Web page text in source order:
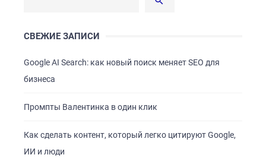
СВЕЖИЕ ЗАПИСИ
Google AI Search: как новый поиск меняет SEO для
бизнеса
Промпты Валентинка в один клик
Как сделать контент, который легко цитируют Google,
ИИ и люди
ПОРТФОЛИО
БРИФЫ
КАРЬЕРА